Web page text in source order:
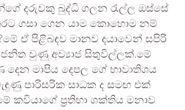
දරුවකු බුද්ධි ගලන රැල්ල ඔස්සේ
ගසා ගෙන යාම කොහොම නම්
ඒ පිළිබඳව මානව දයාවෙන් සපිරි
වුණු අව්‍යාජ සිතුවිල්ලක්.මේ
දෙන මාපිය දෙපල ගේ භාවාතිශය
පාරිසරික සාධක ද සමඟ එක්
කවියාගේ ප්‍රතිභා ශක්තිය මනාව